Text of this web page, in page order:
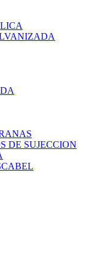
DE SUJECCION